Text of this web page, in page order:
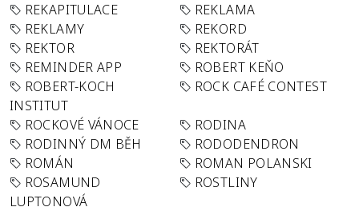
REKAPITULACE
REKLAMA
REKLAMY
REKORD
REKTOR
REKTORÁT
REMINDER APP
ROBERT KEŇO
ROBERT-KOCH
INSTITUT
ROCK CAFÉ CONTEST
ROCKOVÉ VÁNOCE
RODINA
RODINNÝ DM BĚH
RODODENDRON
ROMÁN
ROMAN POLANSKI
ROSAMUND
LUPTONOVÁ
ROSTLINY